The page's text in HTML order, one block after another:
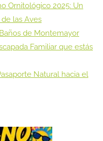
Ornitológico 2025: Un
las Aves
de Montemayor
Familiar que estás
Natural hacia el